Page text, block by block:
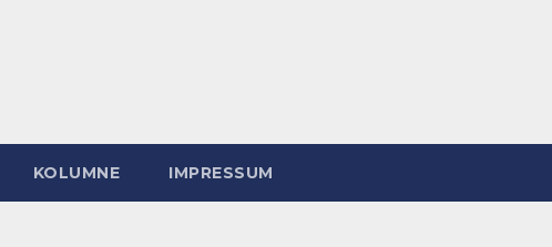
KOLUMNE IMPRESSUM